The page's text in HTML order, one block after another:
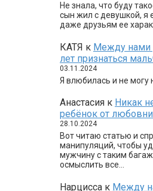
Не знала, что буду
сын жил с девушкой, я
даже друзьям ее
КАТЯ к Между нами
лет признаться
03.11.2024
Я влюбилась и не могу
Анастасия к Никак
ребёнок от
28.10.2024
Вот читаю статью и
манипуляций, чтобы
мужчину с таким
осмыслить все…
Нарцисса к Между